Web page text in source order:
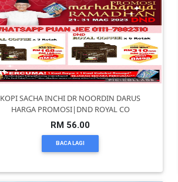
KOPI SACHA INCHI DR NOORDIN DARUS
HARGA PROMOSI|DND ROYAL CO
RM 56.00